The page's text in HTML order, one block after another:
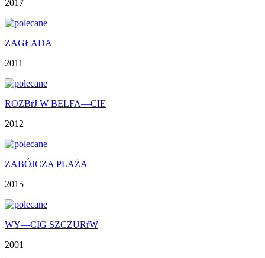
2017
ZAGŁADA
2011
ROZBŕJ W BELFA—CIE
2012
ZABÓJCZA PLAŻA
2015
WY—CIG SZCZURŕW
2001